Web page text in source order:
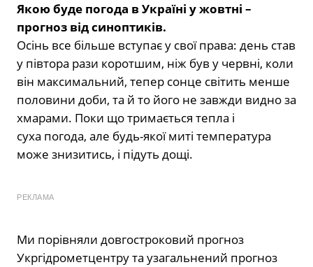
Якою буде погода в Україні у жовтні –
прогноз від синоптиків.
Осінь все більше вступає у свої права: день став
у півтора рази коротшим, ніж був у червні, коли
він максимальний, тепер сонце світить менше
половини доби, та й то його не завжди видно за
хмарами. Поки що тримається тепла і
суха погода, але будь-якої миті температура
може знизитись, і підуть дощі.
РЕКЛАМА
Ми порівняли довгостроковий прогноз
Укргідрометцентру та узагальнений прогноз